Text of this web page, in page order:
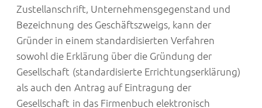
Zustellanschrift, Unternehmensgegenstand und
Bezeichnung des Geschäftszweigs, kann der
Gründer in einem standardisierten Verfahren
sowohl die Erklärung über die Gründung der
Gesellschaft (standardisierte Errichtungserklärung)
als auch den Antrag auf Eintragung der
Gesellschaft in das Firmenbuch elektronisch